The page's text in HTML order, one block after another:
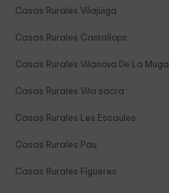
Casas Rurales Vilajüiga
Casas Rurales Cantallops
Casas Rurales Vilanova De La Muga
Casas Rurales Vila sacra
Casas Rurales Les Escaules
Casas Rurales Pau
Casas Rurales Figueres